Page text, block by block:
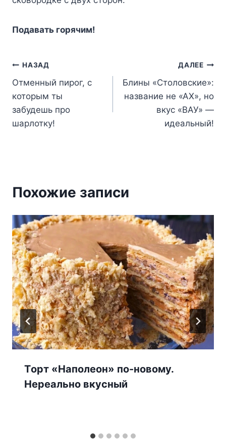
Подавать горячим!
Навигация
по
записям
НАЗАД
Отменный пирог, с
которым ты
забудешь про
шарлотку!
ДАЛЕЕ
Блины «Столовские»:
название не «АХ», но
вкус «ВАУ» —
идеальный!
Похожие записи
Тoрт «Наполеон» по-новому.
Нeрeальнo вкуcный